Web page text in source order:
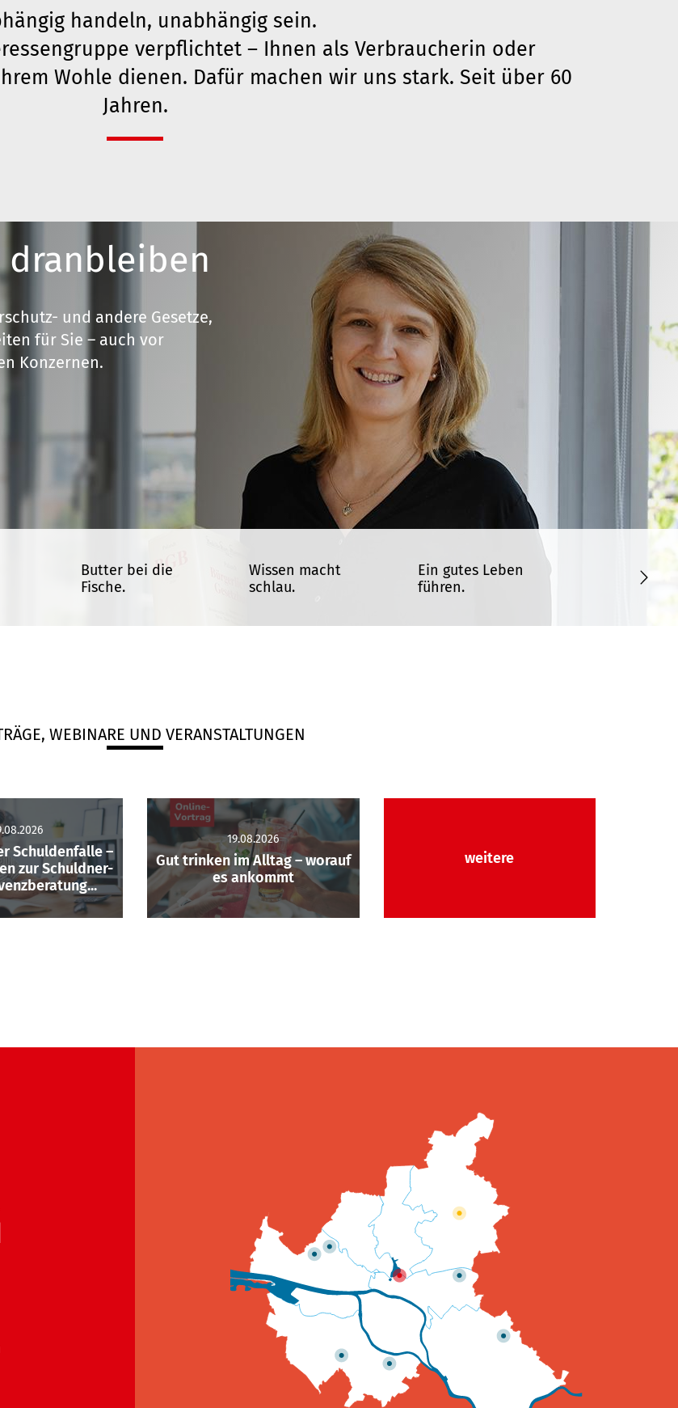
handeln, unabhängig sein.
verpflichtet – Ihnen als Verbraucherin oder
Wohle dienen. Dafür machen wir uns stark. Seit über 60
Jahren.
Butter bei die
Fische.
Wissen macht
schlau.
Ein gutes Leben
führen.
dranbleiben
und andere Gesetze,
für Sie – auch vor
Konzernen.
WEBINARE UND VERANSTALTUNGEN
Schuldenfalle –
zur Schuldner-
19.08.2026
Gut trinken im Alltag – worauf
es ankommt
weitere